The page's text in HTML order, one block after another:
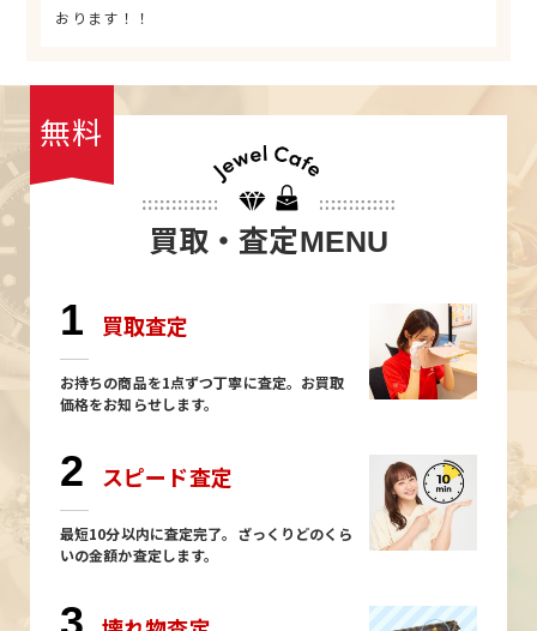
おります！！
無料
買取・査定MENU
1 買取査定
お持ちの商品を1点ずつ丁寧に査定。お買取
価格をお知らせします。
2 スピード査定
最短10分以内に査定完了。ざっくりどのくら
いの金額か査定します。